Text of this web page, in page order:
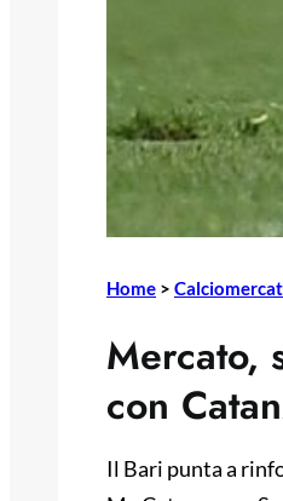
Home >
Mercato,
con
Il Bari punta a